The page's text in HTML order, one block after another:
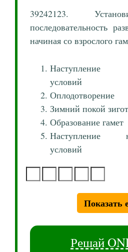
39242123.
последовательность
начиная со взрослого
Наступление
условий
Оплодотворение
Зимний покой
Образование гамет
Наступление
условий
Показать
Решай